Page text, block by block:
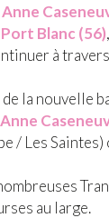
Blanc (56)
à
la nouvelle
/ Les
au large.